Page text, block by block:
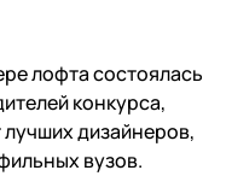
лофта состоялась
конкурса,
дизайнеров,
вузов.